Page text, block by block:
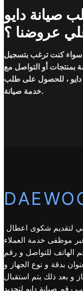
صيانة دايو
عروضنا ؟
سواء كنت ترغب بتسجيل
بمنتجات أو التواصل مع
، للحصول على طلب
خدمة صيانة.
لتقديم شكوى اعطال
موظفى خدمة العملاء
للتواصل و رقم
بدقة و نوع الجهاز و
و بعد ذلك يتم استقبال
صيانة دايو لتحديد